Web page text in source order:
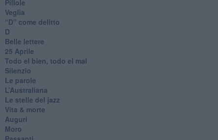
Pillole
Veglia
​“D” come delitto
D
Belle lettere
25 Aprile
Todo el bien, todo el mal
Silenzio
Le parole
​L’Australiana
Le stelle del jazz
Vita & morte
Auguri
Moro